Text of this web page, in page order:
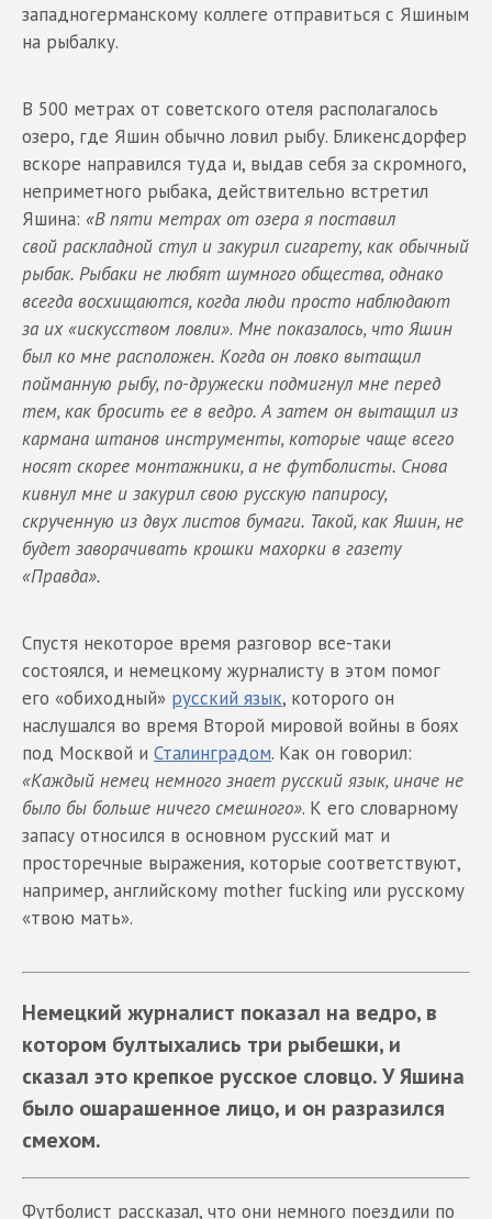
западногерманскому коллеге отправиться с Яшиным
на рыбалку.
В 500 метрах от советского отеля располагалось
озеро, где Яшин обычно ловил рыбу. Бликенсдорфер
вскоре направился туда и, выдав себя за скромного,
неприметного рыбака, действительно встретил
Яшина: «В пяти метрах от озера я поставил
свой раскладной стул и закурил сигарету, как обычный
рыбак. Рыбаки не любят шумного общества, однако
всегда восхищаются, когда люди просто наблюдают
за их «искусствомловли». Мне показалось, что Яшин
был ко мне расположен. Когда он ловко вытащил
пойманную рыбу, по-дружески подмигнул мне перед
тем, как бросить ее в ведро. А затем он вытащил из
кармана штанов инструменты, которые чаще всего
носят скорее монтажники, а не футболисты. Снова
кивнул мне и закурил свою русскую папиросу,
скрученную из двух листов бумаги. Такой, как Яшин, не
будет заворачивать крошки махорки в газету
«Правда».
Спустя некоторое время разговор все-таки
состоялся, и немецкому журналисту в этом помог
его «обиходный» русский язык, которого он
наслушался во время Второй мировой войны в боях
под Москвой и Сталинградом. Как он говорил:
«Каждый немец немного знает русский язык, иначе не
было бы больше ничего смешного». К его словарному
запасу относился в основном русский мат и
просторечные выражения, которые соответствуют,
например, английскому mother fucking или русскому
«твою мать».
Немецкий журналист показал на ведро, в
котором бултыхались три рыбешки, и
сказал это крепкое русское словцо. У Яшина
было ошарашенное лицо, и он разразился
смехом.
Футболист рассказал, что они немного поездили по